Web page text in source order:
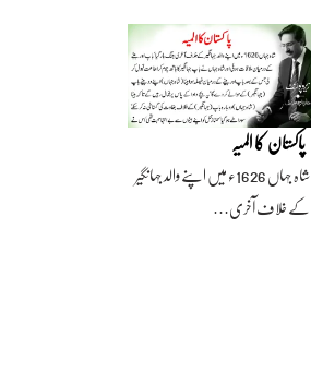
پاکستان کا المیہ
شاہ جہاں 1626ء میں اپنے والد جہانگیر
کے خلاف آخری…